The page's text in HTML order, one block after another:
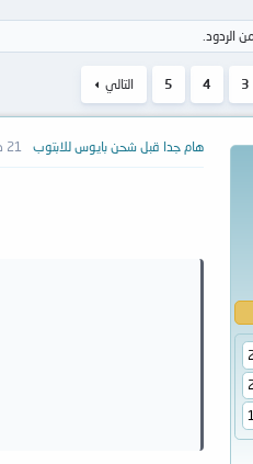
الردود.
3
4
5 التالي
هام جدا قبل شحن بايوس للابتوب 21 ديسمبر 2011